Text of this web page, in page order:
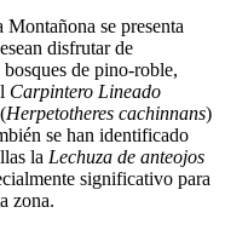
se presenta
disfrutar de
de pino-roble,
Carpintero Lineado
(Herpetotheres cachinnans)
se han identificado
la Lechuza de anteojos
significativo para
zona.